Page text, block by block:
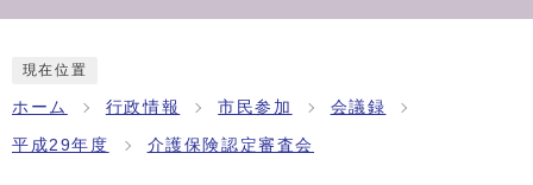
現在位置
ホーム 行政情報 市民参加 会議録
平成29年度 介護保険認定審査会